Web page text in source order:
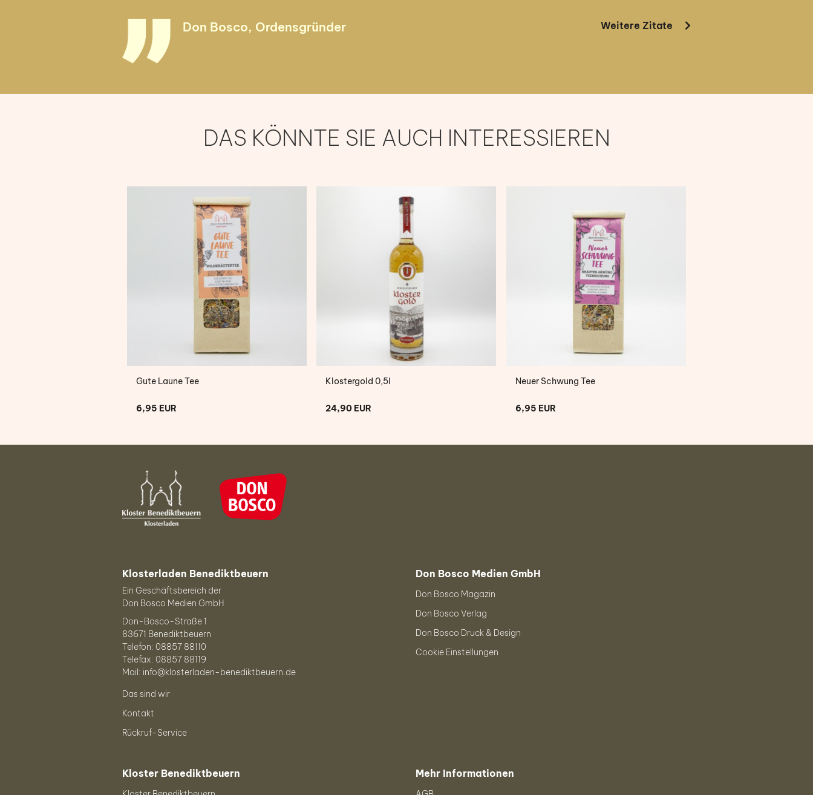
Don Bosco, Ordensgründer Weitere Zitate
DAS KÖNNTE SIE AUCH INTERESSIEREN
Gute Laune Tee
6,95 EUR
Klostergold 0,5l
24,90 EUR
Neuer Schwung Tee
6,95 EUR
Klosterladen Benediktbeuern
Ein Geschäftsbereich der
Don Bosco Medien GmbH
Don-Bosco-Straße 1
83671 Benediktbeuern
Telefon: 08857 88110
Telefax: 08857 88119
Mail: info@klosterladen-benediktbeuern.de
Das sind wir
Kontakt
Rückruf-Service
Don Bosco Medien GmbH
Don Bosco Magazin
Don Bosco Verlag
Don Bosco Druck & Design
Cookie Einstellungen
Kloster Benediktbeuern Mehr Informationen